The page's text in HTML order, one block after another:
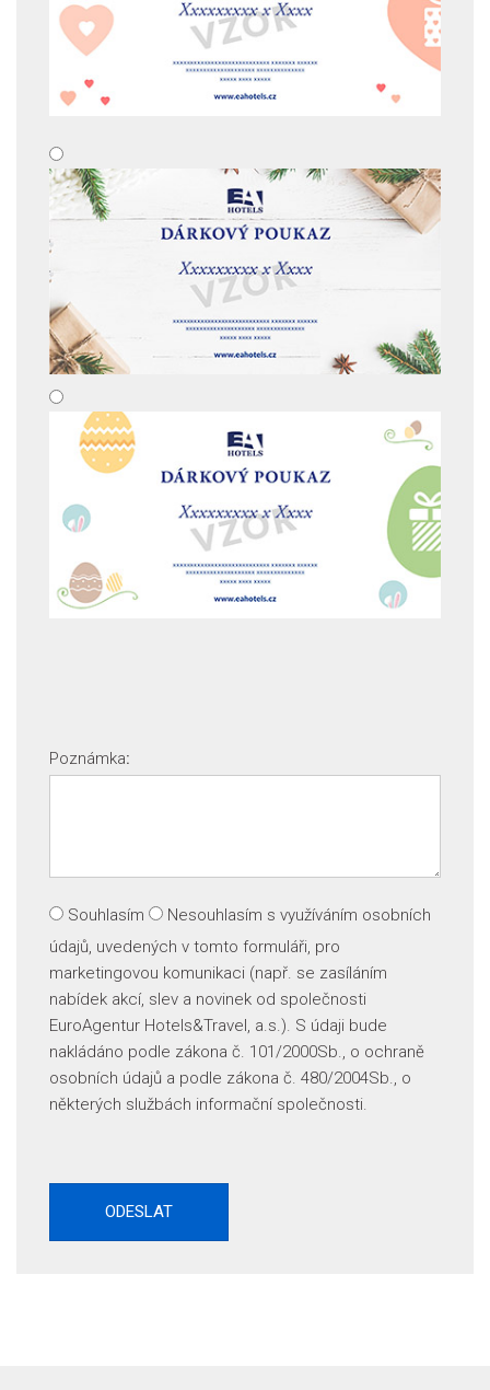
Poznámka:
Souhlasím Nesouhlasím s využíváním osobních
údajů, uvedených v tomto formuláři, pro
marketingovou komunikaci (např. se zasíláním
nabídek akcí, slev a novinek od společnosti
EuroAgentur Hotels&Travel, a.s.). S údaji bude
nakládáno podle zákona č. 101/2000Sb., o ochraně
osobních údajů a podle zákona č. 480/2004Sb., o
některých službách informační společnosti.